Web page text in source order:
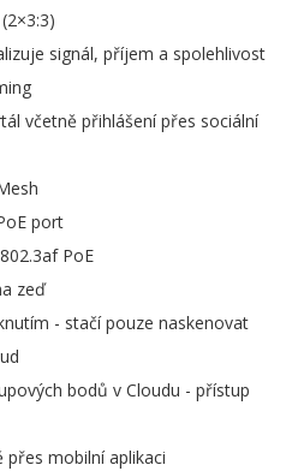
signál, příjem a spolehlivost
včetně přihlášení přes sociální
port
PoE
zeď
- stačí pouze naskenovat
bodů v Cloudu - přístup
mobilní aplikaci